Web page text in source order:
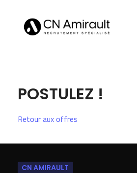
POSTULEZ !
Retour aux offres
CN AMIRAULT